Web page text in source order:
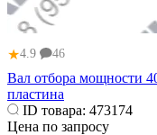
★4.9 46
Вал отбора мощности
пластина
ID товара: 473174
Цена по запросу